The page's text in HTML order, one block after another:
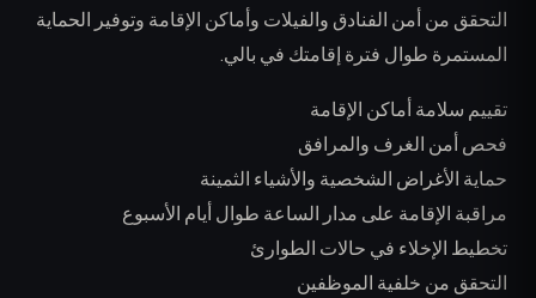
التحقق من أمن الفنادق والفيلات وأماكن الإقامة وتوفير الحماية
المستمرة طوال فترة إقامتك في بالي.
تقييم سلامة أماكن الإقامة
فحص أمن الغرف والمرافق
حماية الأغراض الشخصية والأشياء الثمينة
مراقبة الإقامة على مدار الساعة طوال أيام الأسبوع
تخطيط الإخلاء في حالات الطوارئ
التحقق من خلفية الموظفين